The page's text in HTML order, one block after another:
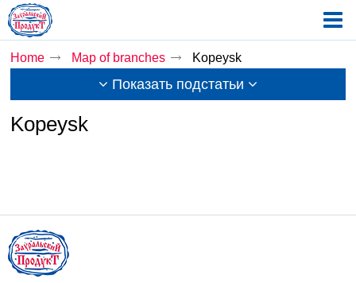
Home Map of branches Kopeysk
Показать подстатьи
Kopeysk